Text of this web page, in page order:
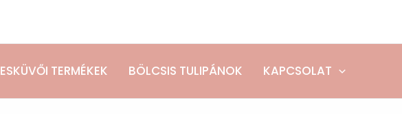
ESKÜVŐI TERMÉKEK BÖLCSIS TULIPÁNOK KAPCSOLAT